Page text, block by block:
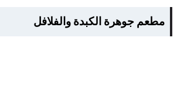
مطعم جوهرة الكبدة والفلافل